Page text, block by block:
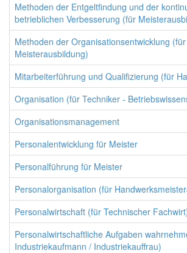
Methoden der Entgeltfindung und der
betrieblichen Verbesserung (für
Methoden der Organisationsentwicklung (für
Meisterausbildung)
Mitarbeiterführung und Qualifizierung (für
Organisation (für Techniker -
Organisationsmanagement
Personalentwicklung für Meister
Personalführung für Meister
Personalorganisation (für
Personalwirtschaft (für Technischer
Personalwirtschaftliche Aufgaben
Industriekaufmann / Industriekauffrau)